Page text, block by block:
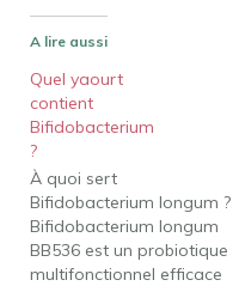
A lire aussi
Quel yaourt
contient
Bifidobacterium
?
À quoi sert
Bifidobacterium longum ?
Bifidobacterium longum
BB536 est un probiotique
multifonctionnel efficace